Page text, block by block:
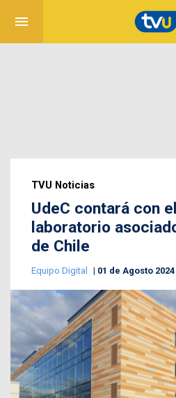
menu
TVU Noticias
UdeC contará con
laboratorio
de Chile
Equipo Digital 01 de Agosto 2024